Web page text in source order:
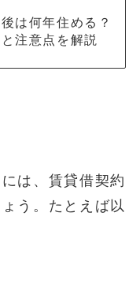
は何年住める？
注意点を解説
は、賃貸借契約
う。たとえば以